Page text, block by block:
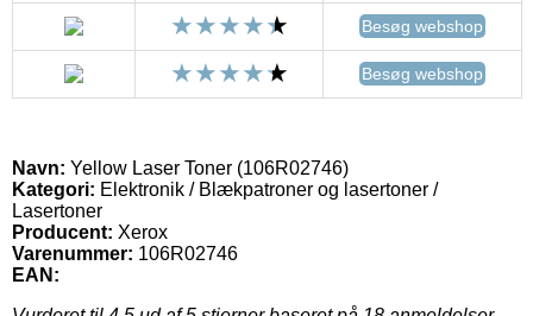
Besøg webshop
Besøg webshop
Navn: Yellow Laser Toner (106R02746)
Kategori: Elektronik / Blækpatroner og lasertoner /
Lasertoner
Producent: Xerox
Varenummer: 106R02746
EAN: